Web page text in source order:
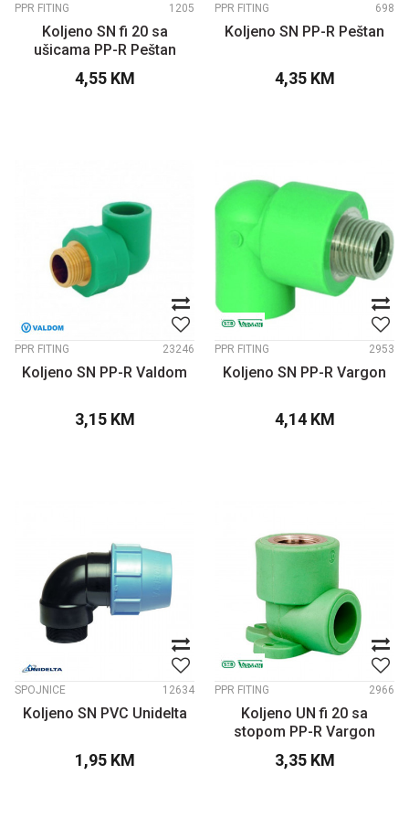
PPR FITING 1205
Koljeno SN fi 20 sa
ušicama PP-R Peštan
4,55 KM
PPR FITING 698
Koljeno SN PP-R Peštan
4,35 KM
PPR FITING 23246
Koljeno SN PP-R Valdom
3,15 KM
PPR FITING 2953
Koljeno SN PP-R Vargon
4,14 KM
SPOJNICE 12634
Koljeno SN PVC Unidelta
1,95 KM
PPR FITING 2966
Koljeno UN fi 20 sa
stopom PP-R Vargon
3,35 KM